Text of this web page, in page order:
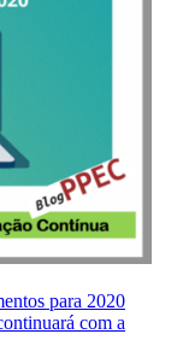
para 2020
com a